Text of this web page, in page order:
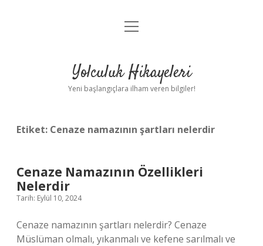
Anasayfa
Yasal Uyarı
menüyü
Yolculuk Hikayeleri
Yeni başlangıçlara ilham veren bilgiler!
Etiket: Cenaze namazının şartları nelerdir
Cenaze Namazının Özellikleri
Nelerdir
Tarih: Eylül 10, 2024
Cenaze namazının şartları nelerdir? Cenaze
Müslüman olmalı, yıkanmalı ve kefene sarılmalı ve